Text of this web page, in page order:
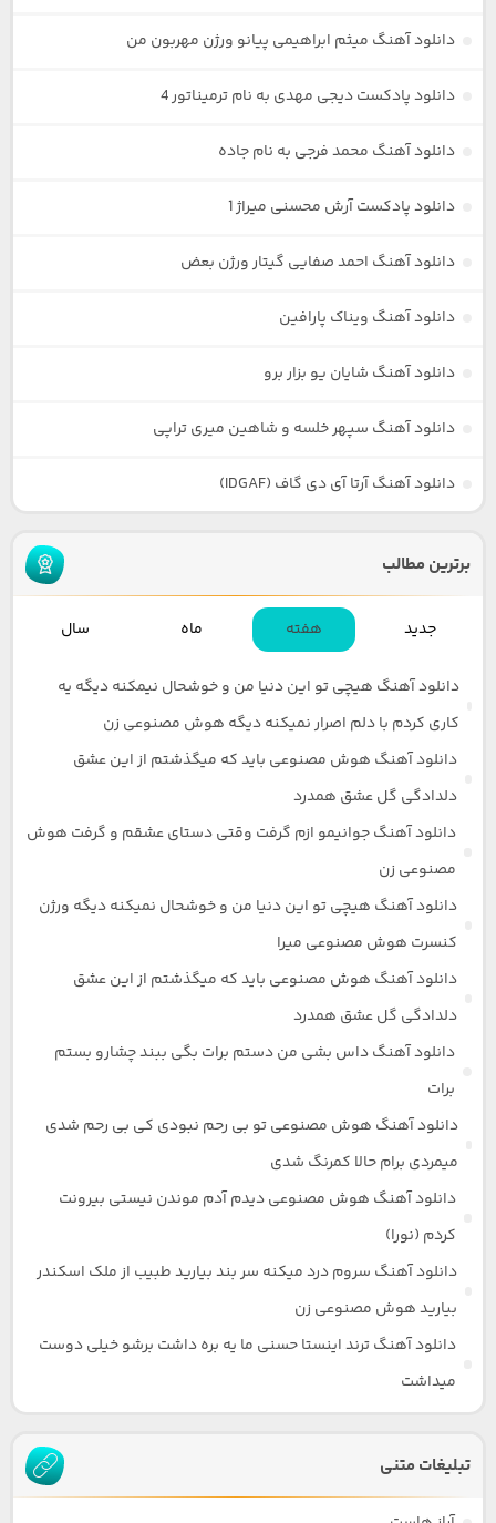
دانلود آهنگ میثم ابراهیمی پیانو ورژن مهربون من
دانلود پادکست دیجی مهدی به نام ترمیناتور 4
دانلود آهنگ محمد فرجی به نام جاده
دانلود پادکست آرش محسنی میراژ 1
دانلود آهنگ احمد صفایی گیتار ورژن بعض
دانلود آهنگ ویناک پارافین
دانلود آهنگ شایان یو بزار برو
دانلود آهنگ سپهر خلسه و شاهین میری تراپی
دانلود آهنگ آرتا آی دی گاف (IDGAF)
برترین مطالب
جدید هفته ماه سال
دانلود آهنگ هیچی تو این دنیا من و خوشحال نیمکنه دیگه یه
کاری کردم با دلم اصرار نمیکنه دیگه هوش مصنوعی زن
دانلود آهنگ هوش مصنوعی باید که میگذشتم از این عشق
دلدادگی گل عشق همدرد
دانلود آهنگ جوانیمو ازم گرفت وقتی دستای عشقم و گرفت هوش
مصنوعی زن
دانلود آهنگ هیچی تو این دنیا من و خوشحال نمیکنه دیگه ورژن
کنسرت هوش مصنوعی میرا
دانلود آهنگ هوش مصنوعی باید که میگذشتم از این عشق
دلدادگی گل عشق همدرد
دانلود آهنگ داس بشی من دستم برات بگی ببند چشارو بستم
برات
دانلود آهنگ هوش مصنوعی تو بی رحم نبودی کی بی رحم شدی
میمردی برام حالا کمرنگ شدی
دانلود آهنگ هوش مصنوعی دیدم آدم موندن نیستی بیرونت
کردم (نورا)
دانلود آهنگ سروم درد میکنه سر بند بیارید طبیب از ملک اسکندر
بیارید هوش مصنوعی زن
دانلود آهنگ ترند اینستا حسنی ما یه بره داشت برشو خیلی دوست
میداشت
تبلیغات متنی